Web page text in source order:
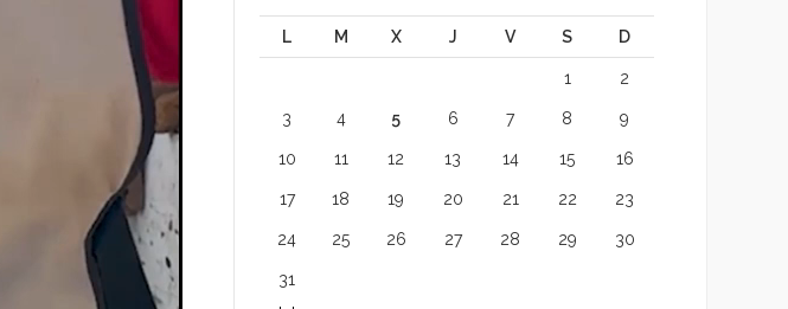
L M X J V S D
1 2
3 4 5 6 7 8 9
10 11 12 13 14 15 16
17 18 19 20 21 22 23
24 25 26 27 28 29 30
31